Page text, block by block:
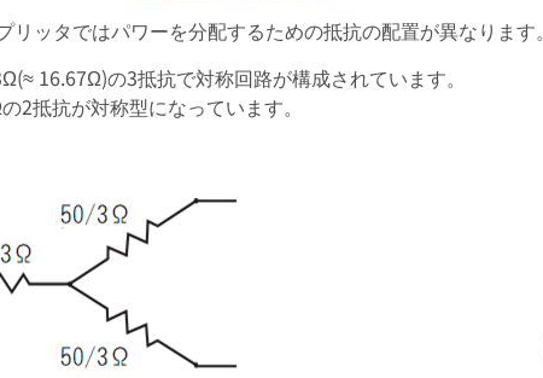
ッタではパワーを分配するための抵抗の配置が異なります。
16.67Ω)の3抵抗で対称回路が構成されています。
2抵抗が対称型になっています。